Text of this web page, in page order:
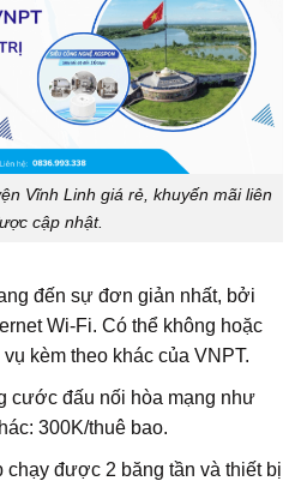
Vĩnh Linh giá rẻ, khuyến mãi liên
cập nhật.
đến sự đơn giản nhất, bởi
Wi‑Fi. Có thể không hoặc
kèm theo khác của VNPT.
cước đấu nối hòa mạng như
300K/thuê bao.
chạy được 2 băng tần và thiết bị